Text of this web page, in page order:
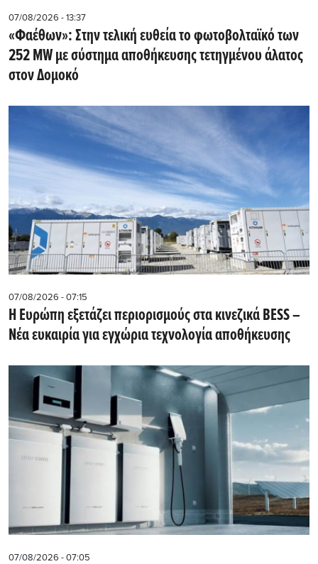
07/08/2026 - 13:37
«Φαέθων»: Στην τελική ευθεία το φωτοβολταϊκό των
252 MW με σύστημα αποθήκευσης τετηγμένου άλατος
στον Δομοκό
07/08/2026 - 07:15
Η Ευρώπη εξετάζει περιορισμούς στα κινεζικά BESS –
Νέα ευκαιρία για εγχώρια τεχνολογία αποθήκευσης
07/08/2026 - 07:05